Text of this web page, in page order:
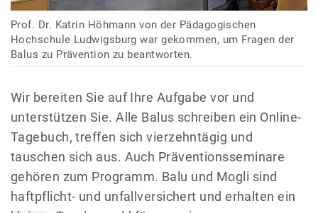
Prof. Dr. Katrin Höhmann von der Pädagogischen
Hochschule Ludwigsburg war gekommen, um Fragen der
Balus zu Prävention zu beantworten.
Wir bereiten Sie auf Ihre Aufgabe vor und
unterstützen Sie. Alle Balus schreiben ein Online-
Tagebuch, treffen sich vierzehntägig und
tauschen sich aus. Auch Präventionsseminare
gehören zum Programm. Balu und Mogli sind
haftpflicht- und unfallversichert und erhalten ein